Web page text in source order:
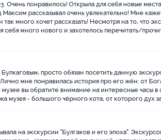
Очень понравилось! Открыла для себя новые
Максим рассказывал очень увлекательно! Мне
много хочет рассказать! Несмотря на то, что
себя много нового и захотелось перечитать/
просто обязан посетить данную
мне понравилась история про его жён: от
вы обратите внимание на интересные часы
музея - большого чёрного кота, от которого дух
на экскурсии "Булгаков и его эпоха".